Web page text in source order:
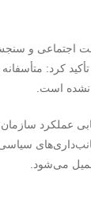
اجتماعی و
کرد: متأسفانه
نشده است.
عملکرد
می‌شود.